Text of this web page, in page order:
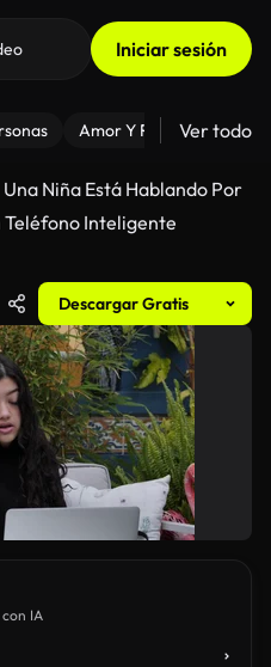
Iniciar sesión
Amor Y Relaciones
Ver todo
Una Niña Está Hablando Por
Teléfono Inteligente
Descargar Gratis
IA